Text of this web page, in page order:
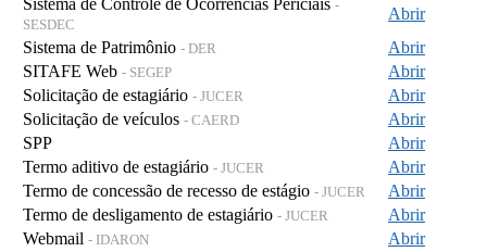
Sistema de Controle de Ocorrências Periciais -
SESDEC
Abrir
Sistema de Patrimônio - DER
Abrir
SITAFE Web - SEGEP
Abrir
Solicitação de estagiário - JUCER
Abrir
Solicitação de veículos - CAERD
Abrir
SPP
Abrir
Termo aditivo de estagiário - JUCER
Abrir
Termo de concessão de recesso de estágio - JUCER
Abrir
Termo de desligamento de estagiário - JUCER
Abrir
Webmail - IDARON
Abrir